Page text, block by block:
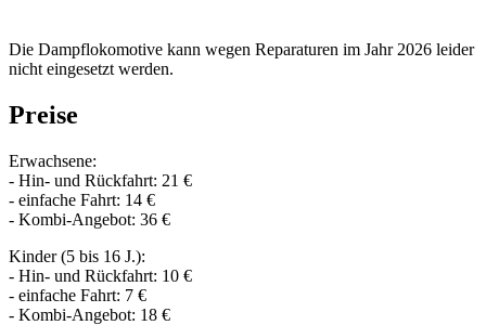
Die Dampflokomotive kann wegen Reparaturen im Jahr 2026 leider
nicht eingesetzt werden.
Preise
Erwachsene:
- Hin- und Rückfahrt: 21 €
- einfache Fahrt: 14 €
- Kombi-Angebot: 36 €
Kinder (5 bis 16 J.):
- Hin- und Rückfahrt: 10 €
- einfache Fahrt: 7 €
- Kombi-Angebot: 18 €